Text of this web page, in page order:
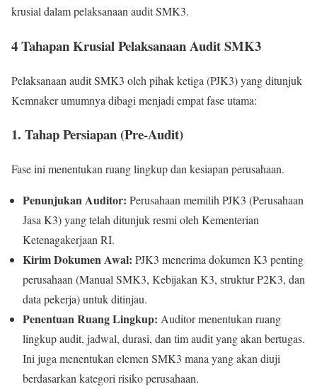
krusial dalam pelaksanaan audit SMK3.
4 Tahapan Krusial Pelaksanaan Audit SMK3
Pelaksanaan audit SMK3 oleh pihak ketiga (PJK3) yang ditunjuk
Kemnaker umumnya dibagi menjadi empat fase utama:
1. Tahap Persiapan (Pre-Audit)
Fase ini menentukan ruang lingkup dan kesiapan perusahaan.
Penunjukan Auditor: Perusahaan memilih PJK3 (Perusahaan
Jasa K3) yang telah ditunjuk resmi oleh Kementerian
Ketenagakerjaan RI.
Kirim Dokumen Awal: PJK3 menerima dokumen K3 penting
perusahaan (Manual SMK3, Kebijakan K3, struktur P2K3, dan
data pekerja) untuk ditinjau.
Penentuan Ruang Lingkup: Auditor menentukan ruang
lingkup audit, jadwal, durasi, dan tim audit yang akan bertugas.
Ini juga menentukan elemen SMK3 mana yang akan diuji
berdasarkan kategori risiko perusahaan.